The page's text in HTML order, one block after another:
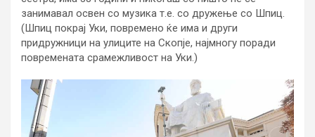
занимавал освен со музика т.е. со дружење со Шпиц.
(Шпиц покрај Уки, повремено ќе има и други
придружници на улиците на Скопје, најмногу поради
повремената срамежливост на Уки.)